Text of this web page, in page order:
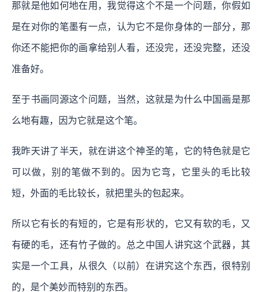
那就是他如何地在用，我觉得这个不是一个问题，你假如
是在对你的笔墨有一点，认为它不是你身体的一部分，那
你还不能把你的画拿给别人看，还没完，还没完整，还没
准备好。
至于书画同源这个问题，当然，这就是为什么中国画是那
么地有趣，因为它就是这个笔。
我昨天讲了半天，就在讲这个神圣的笔，它的特色就是它
可以做，别的笔做不到的。因为它弯，它里头的毛比较
短，外面的毛比较长，就把里头的包起来。
所以它有长的有短的，它是有形状的，它又有软的毛，又
有硬的毛，还有竹子做的。总之中国人讲究这个武器，其
实是一个工具，从很久（以前）在讲究这个东西，很特别
的，是个美妙而特别的东西。